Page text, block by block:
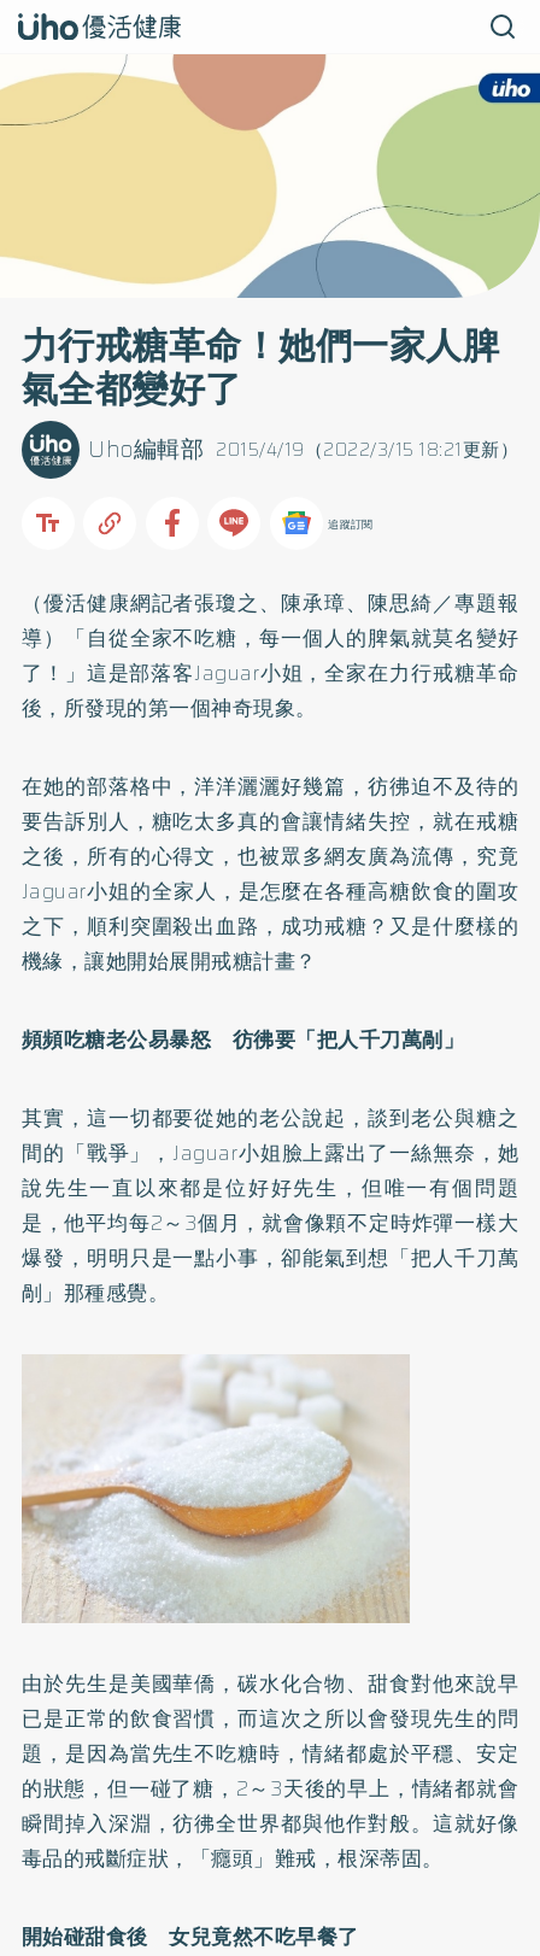
力行戒糖革命！她們一家人脾
氣全都變好了
2015/4/19（2022/3/15 18:21更新）
Uho編輯部
追蹤訂閱
（優活健康網記者張瓊之、陳承璋、陳思綺／專題報
導）「自從全家不吃糖，每一個人的脾氣就莫名變好
了！」這是部落客Jaguar小姐，全家在力行戒糖革命
後，所發現的第一個神奇現象。
在她的部落格中，洋洋灑灑好幾篇，彷彿迫不及待的
要告訴別人，糖吃太多真的會讓情緒失控，就在戒糖
之後，所有的心得文，也被眾多網友廣為流傳，究竟
Jaguar小姐的全家人，是怎麼在各種高糖飲食的圍攻
之下，順利突圍殺出血路，成功戒糖？又是什麼樣的
機緣，讓她開始展開戒糖計畫？
頻頻吃糖老公易暴怒 彷彿要「把人千刀萬剮」
其實，這一切都要從她的老公說起，談到老公與糖之
間的「戰爭」，Jaguar小姐臉上露出了一絲無奈，她
說先生一直以來都是位好好先生，但唯一有個問題
是，他平均每2～3個月，就會像顆不定時炸彈一樣大
爆發，明明只是一點小事，卻能氣到想「把人千刀萬
剮」那種感覺。
由於先生是美國華僑，碳水化合物、甜食對他來說早
已是正常的飲食習慣，而這次之所以會發現先生的問
題，是因為當先生不吃糖時，情緒都處於平穩、安定
的狀態，但一碰了糖，2～3天後的早上，情緒都就會
瞬間掉入深淵，彷彿全世界都與他作對般。這就好像
毒品的戒斷症狀，「癮頭」難戒，根深蒂固。
開始碰甜食後 女兒竟然不吃早餐了